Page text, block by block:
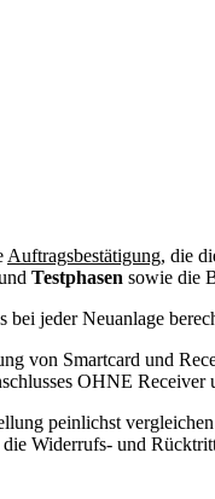
Auftragsbestätigung, die
Testphasen sowie die
jeder Neuanlage
von Smartcard und
OHNE
peinlichst
Widerrufs- und